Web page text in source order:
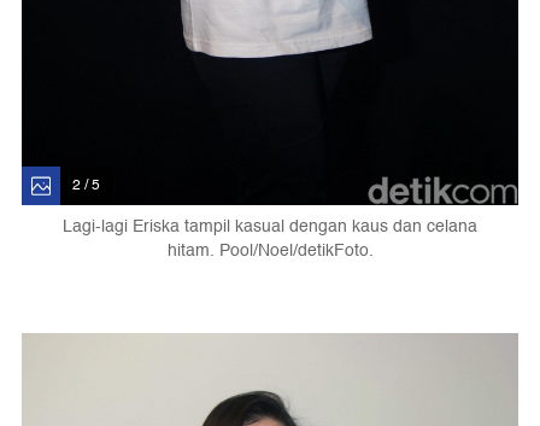
2 / 5
Lagi-lagi Eriska tampil kasual dengan kaus dan celana
hitam. Pool/Noel/detikFoto.